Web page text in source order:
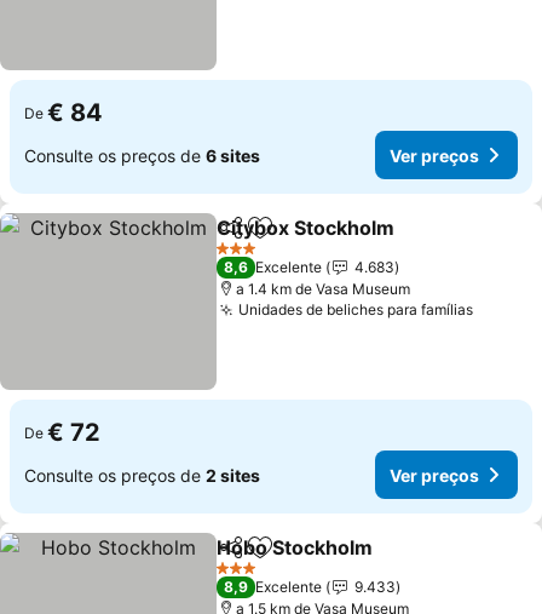
De € 84
Consulte os preços de 6 sites Ver preços
PartilharAdicionar aos favoritos
Citybox Stockholm
3 Estrelas
8,6 Excelente
4.683
a 1.4 km de Vasa Museum
Unidades de beliches para famíliasVer
De € 72
Consulte os preços de 2 sites Ver preços
PartilharAdicionar aos favoritos
Hobo Stockholm
3 Estrelas
8,9 Excelente
9.433
a 1.5 km de Vasa Museum